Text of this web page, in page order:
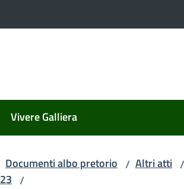
Vivere Galliera
Documenti albo pretorio / Altri atti /
/